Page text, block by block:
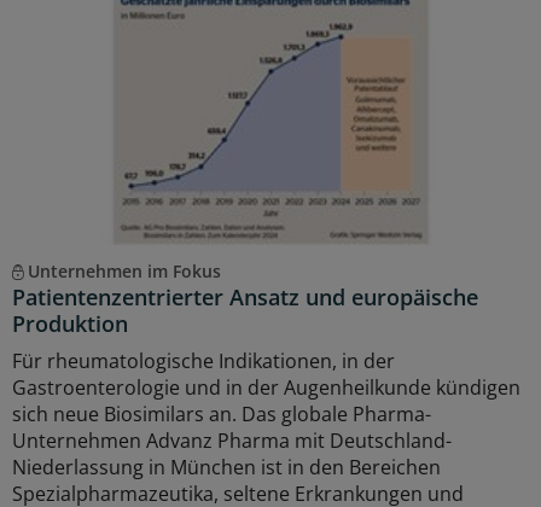
Unternehmen im Fokus
Patientenzentrierter Ansatz und europäische
Produktion
Für rheumatologische Indikationen, in der
Gastroenterologie und in der Augenheilkunde kündigen
sich neue Biosimilars an. Das globale Pharma-
Unternehmen Advanz Pharma mit Deutschland-
Niederlassung in München ist in den Bereichen
Spezialpharmazeutika, seltene Erkrankungen und